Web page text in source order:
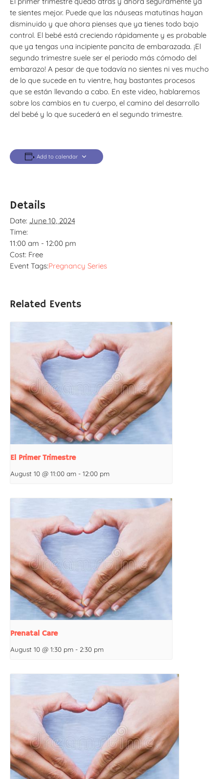
te sientes mejor. Puede que las náuseas matutinas hayan
disminuido y que ahora pienses que ya tienes todo bajo
control. El bebé está creciendo rápidamente y es probable
que ya tengas una incipiente pancita de embarazada. ¡El
segundo trimestre suele ser el periodo más cómodo del
embarazo! A pesar de que todavía no sientes ni ves mucho
de lo que sucede en tu vientre, hay bastantes procesos
que se están llevando a cabo. En este video, hablaremos
sobre los cambios en tu cuerpo, el camino del desarrollo
del bebé y lo que sucederá en el segundo trimestre.
Add to calendar
Details
Date: June 10, 2024
Time:
11:00 am - 12:00 pm
Cost: Free
Event Tags:Pregnancy Series
Related Events
El Primer Trimestre
August 10 @ 11:00 am - 12:00 pm
Prenatal Care
August 10 @ 1:30 pm - 2:30 pm